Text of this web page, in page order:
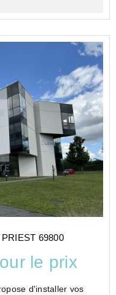
69800
le prix
d'installer vos